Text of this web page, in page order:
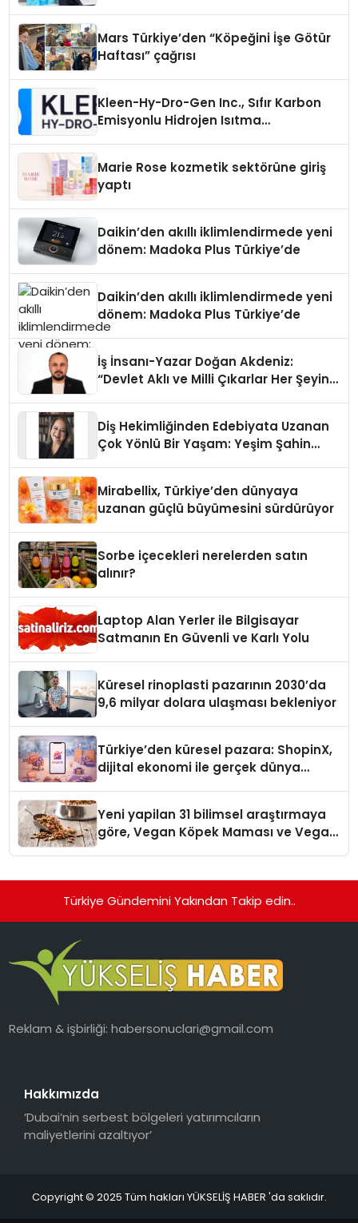
Mars Türkiye’den “Köpeğini İşe Götür
Haftası” çağrısı
Kleen-Hy-Dro-Gen Inc., Sıfır Karbon
Emisyonlu Hidrojen Isıtma
Marie Rose kozmetik sektörüne giriş
yaptı
Daikin’den akıllı iklimlendirmede yeni
dönem: Madoka Plus Türkiye’de
Daikin’den akıllı iklimlendirmede yeni
dönem: Madoka Plus Türkiye’de
İş İnsanı-Yazar Doğan Akdeniz:
“Devlet Aklı ve Milli Çıkarlar Her Şeyin
Diş Hekimliğinden Edebiyata Uzanan
Çok Yönlü Bir Yaşam: Yeşim Şahin
Mirabellix, Türkiye’den dünyaya
uzanan güçlü büyümesini sürdürüyor
Sorbe içecekleri nerelerden satın
alınır?
Laptop Alan Yerler ile Bilgisayar
Satmanın En Güvenli ve Karlı Yolu
Küresel rinoplasti pazarının 2030’da
9,6 milyar dolara ulaşması bekleniyor
Türkiye’den küresel pazara: ShopinX,
dijital ekonomi ile gerçek dünya
Yeni yapilan 31 bilimsel araştırmaya
göre, Vegan Köpek Maması ve Vegan
Türkiye Gündemini Yakından Takip edin..
Reklam & işbirliği:habersonuclari@gmail.com
Hakkımızda
‘Dubai’nin serbest bölgeleri yatırımcıların
maliyetlerini azaltıyor’
Copyright © 2025 Tüm hakları YÜKSELİŞ HABER 'da saklıdır.